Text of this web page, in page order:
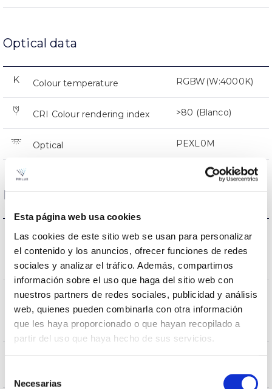
Esta página web usa cookies
Las cookies de este sitio web se usan para personalizar
el contenido y los anuncios, ofrecer funciones de redes
sociales y analizar el tráfico. Además, compartimos
información sobre el uso que haga del sitio web con
nuestros partners de redes sociales, publicidad y análisis
web, quienes pueden combinarla con otra información
que les haya proporcionado o que hayan recopilado a
partir del uso que haya hecho de sus servicios.
Necesarias
Optical data
Colour temperature RGBW(W:4000K)
CRI Colour rendering index >80 (Blanco)
Optical PEXL0M
Housing and Finish
IK
Impact
resistance
IK10
IP
Tightness
index
IP66